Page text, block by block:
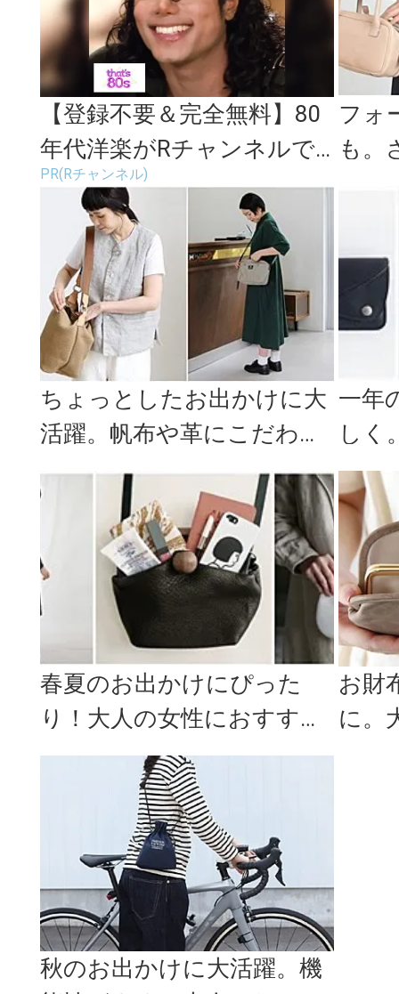
【登録不要＆完全無料】80
年代洋楽がRチャンネルで
見放題
PR(Rチャンネル)
フォ
も。
ちょっとしたお出かけに大
活躍。帆布や革にこだわる
「BAGnNOUN」のショルダ
ー...
一年
しく
「革
春夏のお出かけにぴった
り！大人の女性におすすめ
な、一味ちがうショルダー
バッグ特集
お財
に。
秋のお出かけに大活躍。機